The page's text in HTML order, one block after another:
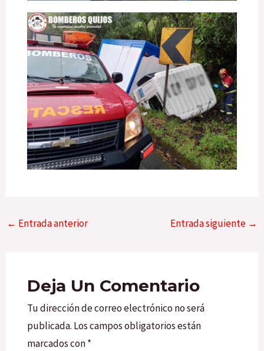
← Entrada anterior Entrada siguiente →
Deja Un Comentario
Tu dirección de correo electrónico no será
publicada. Los campos obligatorios están
marcados con*